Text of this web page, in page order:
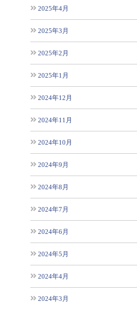
2025年4月
2025年3月
2025年2月
2025年1月
2024年12月
2024年11月
2024年10月
2024年9月
2024年8月
2024年7月
2024年6月
2024年5月
2024年4月
2024年3月